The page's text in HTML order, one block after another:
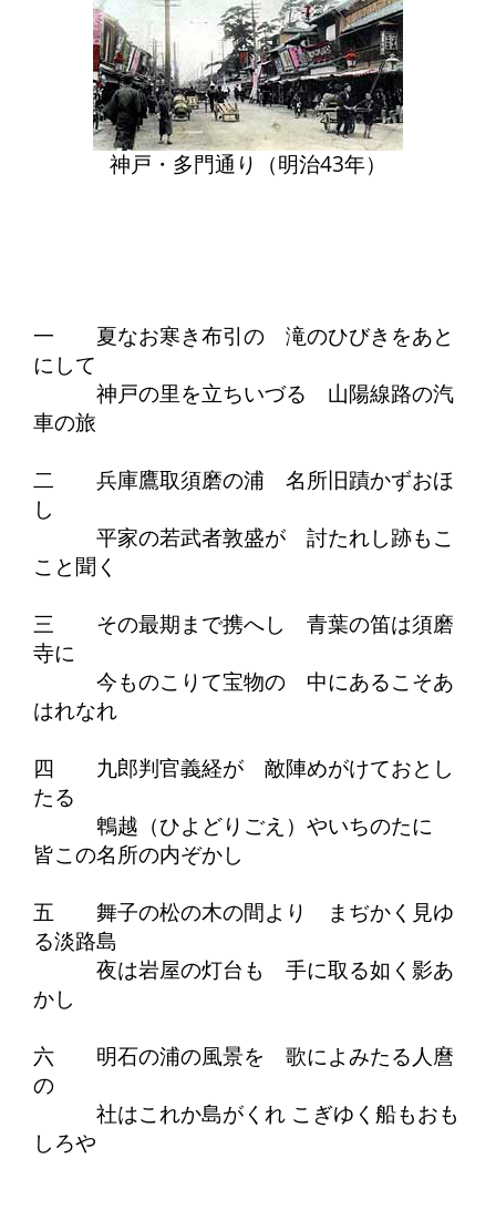
神戸・多門通り（明治43年）
一 夏なお寒き布引の 滝のひびきをあと
にして
神戸の里を立ちいづる 山陽線路の汽
車の旅
二 兵庫鷹取須磨の浦 名所旧蹟かずおほ
し
平家の若武者敦盛が 討たれし跡もこ
こと聞く
三 その最期まで携へし 青葉の笛は須磨
寺に
今ものこりて宝物の 中にあるこそあ
はれなれ
四 九郎判官義経が 敵陣めがけておとし
たる
鵯越（ひよどりごえ）やいちのたに
皆この名所の内ぞかし
五 舞子の松の木の間より まぢかく見ゆ
る淡路島
夜は岩屋の灯台も 手に取る如く影あ
かし
六 明石の浦の風景を 歌によみたる人麿
の
社はこれか島がくれ こぎゆく船もおも
しろや